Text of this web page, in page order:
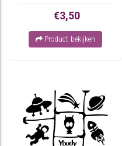
€3,50
Product bekijken